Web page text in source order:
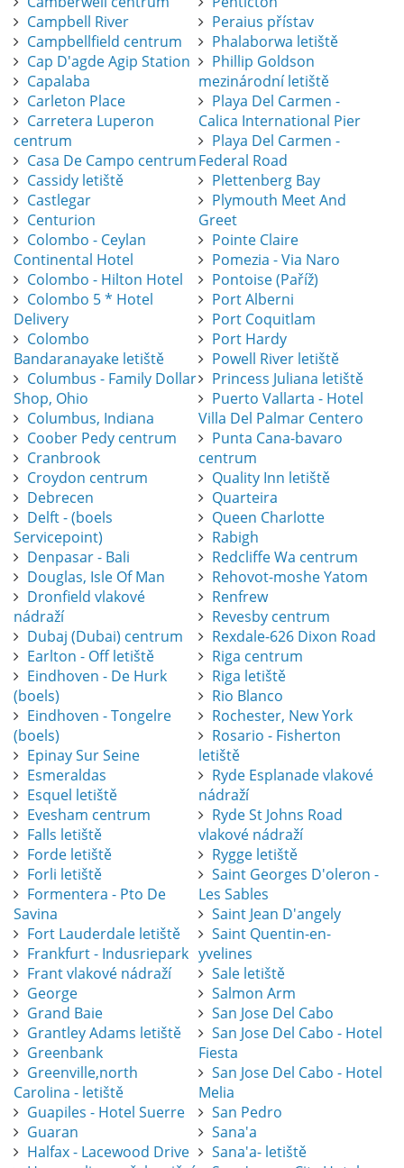
Campbell River
Campbellfield centrum
Cap D'agde Agip Station
Capalaba
Carleton Place
Carretera Luperon
centrum
Casa De Campo centrum
Cassidy letiště
Castlegar
Centurion
Colombo - Ceylan
Continental Hotel
Colombo - Hilton Hotel
Colombo 5 * Hotel
Delivery
Colombo
Bandaranayake letiště
Columbus - Family Dollar
Shop, Ohio
Columbus, Indiana
Coober Pedy centrum
Cranbrook
Croydon centrum
Debrecen
Delft - (boels
Servicepoint)
Denpasar - Bali
Douglas, Isle Of Man
Dronfield vlakové
nádraží
Dubaj (Dubai) centrum
Earlton - Off letiště
Eindhoven - De Hurk
(boels)
Eindhoven - Tongelre
(boels)
Epinay Sur Seine
Esmeraldas
Esquel letiště
Evesham centrum
Falls letiště
Forde letiště
Forli letiště
Formentera - Pto De
Savina
Fort Lauderdale letiště
Frankfurt - Indusriepark
Frant vlakové nádraží
George
Grand Baie
Grantley Adams letiště
Greenbank
Greenville,north
Carolina - letiště
Guapiles - Hotel Suerre
Guaran
Halfax - Lacewood Drive
Peraius přístav
Phalaborwa letiště
Phillip Goldson
mezinárodní letiště
Playa Del Carmen -
Calica International Pier
Playa Del Carmen -
Federal Road
Plettenberg Bay
Plymouth Meet And
Greet
Pointe Claire
Pomezia - Via Naro
Pontoise (Paříž)
Port Alberni
Port Coquitlam
Port Hardy
Powell River letiště
Princess Juliana letiště
Puerto Vallarta - Hotel
Villa Del Palmar Centero
Punta Cana-bavaro
centrum
Quality Inn letiště
Quarteira
Queen Charlotte
Rabigh
Redcliffe Wa centrum
Rehovot-moshe Yatom
Renfrew
Revesby centrum
Rexdale-626 Dixon Road
Riga centrum
Riga letiště
Rio Blanco
Rochester, New York
Rosario - Fisherton
letiště
Ryde Esplanade vlakové
nádraží
Ryde St Johns Road
vlakové nádraží
Rygge letiště
Saint Georges D'oleron -
Les Sables
Saint Jean D'angely
Saint Quentin-en-
yvelines
Sale letiště
Salmon Arm
San Jose Del Cabo
San Jose Del Cabo - Hotel
Fiesta
San Jose Del Cabo - Hotel
Melia
San Pedro
Sana'a
Sana'a- letiště